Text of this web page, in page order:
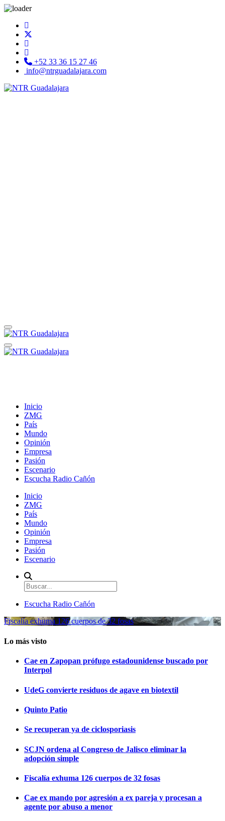
+52 33 36 15 27 46
info@ntrguadalajara.com
Inicio
ZMG
País
Mundo
Opinión
Empresa
Pasión
Escenario
Escucha Radio Cañón
Inicio
ZMG
País
Mundo
Opinión
Empresa
Pasión
Escenario
Escucha Radio Cañón
Fiscalía exhuma 126 cuerpos de 32 fosas
Lo más visto
Cae en Zapopan prófugo estadounidense buscado por
Interpol
UdeG convierte residuos de agave en biotextil
Quinto Patio
Se recuperan ya de ciclosporiasis
SCJN ordena al Congreso de Jalisco eliminar la
adopción simple
Fiscalía exhuma 126 cuerpos de 32 fosas
Cae ex mando por agresión a ex pareja y procesan a
agente por abuso a menor